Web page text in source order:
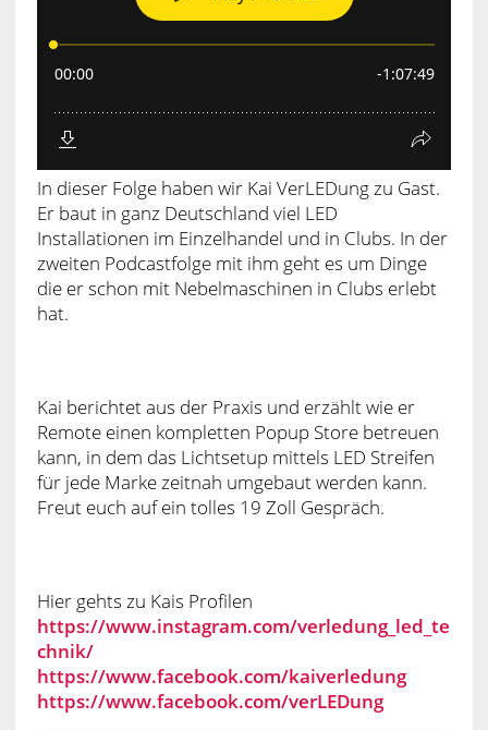
In dieser Folge haben wir Kai VerLEDung zu Gast.
Er baut in ganz Deutschland viel LED
Installationen im Einzelhandel und in Clubs. In der
zweiten Podcastfolge mit ihm geht es um Dinge
die er schon mit Nebelmaschinen in Clubs erlebt
hat.
Kai berichtet aus der Praxis und erzählt wie er
Remote einen kompletten Popup Store betreuen
kann, in dem das Lichtsetup mittels LED Streifen
für jede Marke zeitnah umgebaut werden kann.
Freut euch auf ein tolles 19 Zoll Gespräch.
Hier gehts zu Kais Profilen
https://www.instagram.com/verledung_led_te
chnik/
https://www.facebook.com/kaiverledung
https://www.facebook.com/verLEDung